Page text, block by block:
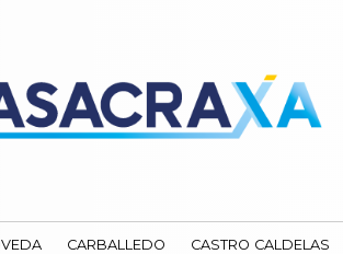
CARBALLEDO CASTRO CALDELAS